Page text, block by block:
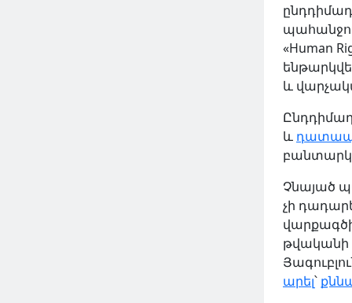
ԿԱՐԴԱԼ ԱՎԵԼԻՆ
«Human
և
և
Չնայած
չի
թվականի
արել՝